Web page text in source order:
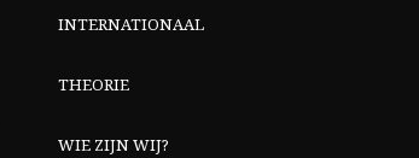
INTERNATIONAAL
THEORIE
WIE ZIJN WIJ?